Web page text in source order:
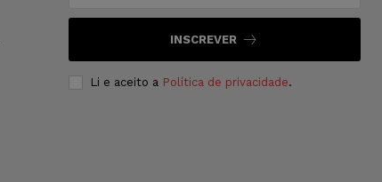
INSCREVER
Li e aceito a Política de privacidade.